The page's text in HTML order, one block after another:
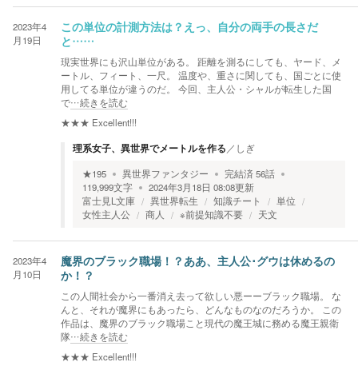
2023年4
月19日
この単位の計測方法は？えっ、自分の両手の長さだ
と……
現実世界にも沢山単位がある。 距離を測るにしても、ヤード、メ
ートル、フィート、一尺。 温度や、重さに関しても、国ごとに使
用してる単位が違うのだ。 今回、主人公・シャルが転生した国
で…続きを読む
★★★ Excellent!!!
理系女子、異世界でメートルを作る ／ しぎ
★195 異世界ファンタジー 完結済56話
119,999文字 2024年3月18日 08:08更新
富士見L文庫
異世界転生 知識チート
単位
女性主人公
商人 ※前提知識不要 天文
2023年4
月10日
魔界のブラック職場！？ああ、主人公･グウは休めるの
か！？
この人間社会から一番消え去って欲しい悪ーーブラック職場。 な
んと、それが魔界にもあったら、どんなものなのだろうか。 この
作品は、魔界のブラック職場こと現代の魔王城に務める魔王親衛
隊…続きを読む
★★★ Excellent!!!